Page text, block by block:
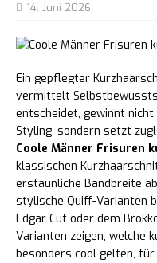
14. Juni 2026
Ein gepflegter
vermittelt
entscheidet, gewinnt
Styling, sondern setzt
Coole Männer Frisuren
klassischen
erstaunliche Bandbreite
stylische Quiff-Varianten
Edgar Cut oder dem
Varianten zeigen, welche
besonders cool gelten,